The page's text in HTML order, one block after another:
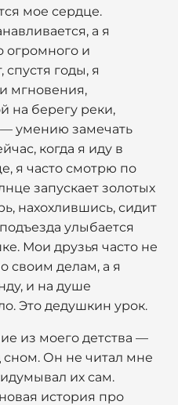
мое сердце.
а я
огромного и
годы, я
мгновения,
на берегу реки,
умению замечать
когда я иду в
я часто смотрю по
запускает золотых
нахохлившись, сидит
улыбается
Мои друзья часто не
своим делам, а я
и на душе
Это дедушкин урок.
из моего детства —
сном. Он не читал мне
их сам.
история про